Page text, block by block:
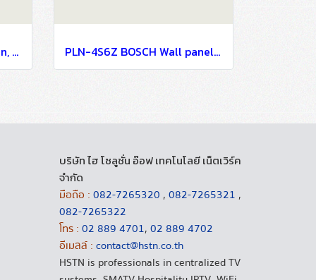
PLE-1CS BOSCH Call station, all-call / Sound System for Ballroom & Seminar Hall / Meeting room & Conference Room PLN-4S6Z BOSCH Wall panel for PLN-6AIO240 / Sound System for Ballroom & Seminar Hall / Meeting room & Conference Room
บริษัท ไฮ โซลูชั่น อ๊อฟ เทคโนโลยี เน็ตเวิร์ค
จำกัด
มือถือ : 082-7265320 , 082-7265321 ,
082-7265322
โทร : 02 889 4701, 02 889 4702
อีเมลล์ : contact@hstn.co.th
HSTN is professionals in centralized TV